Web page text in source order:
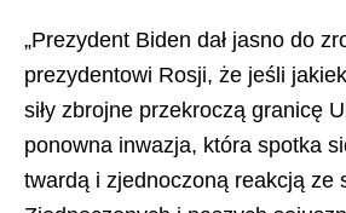
„Prezydent Biden dał jasno do
prezydentowi Rosji, że jeśli
siły zbrojne przekroczą granicę
ponowna inwazja, która spotka
twardą i zjednoczoną reakcją ze